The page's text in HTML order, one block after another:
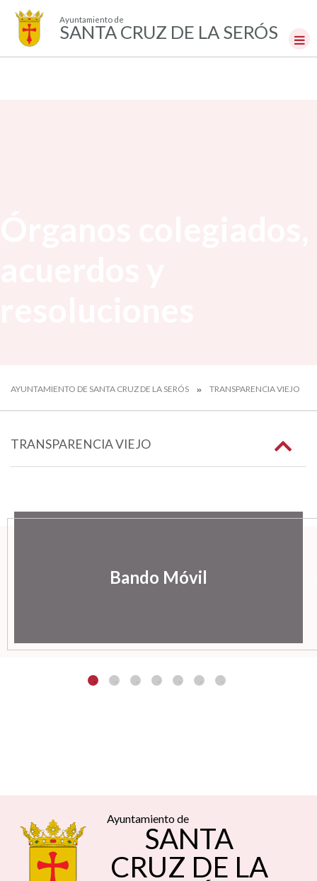
Ayuntamiento de
SANTA CRUZ DE LA SERÓS
AYUNTAMIENTO DE SANTA CRUZ DE LA SERÓS TRANSPARENCIA VIEJO
TRANSPARENCIA VIEJO
Bando Móvil
Ayuntamiento de
SANTA
CRUZ DE LA